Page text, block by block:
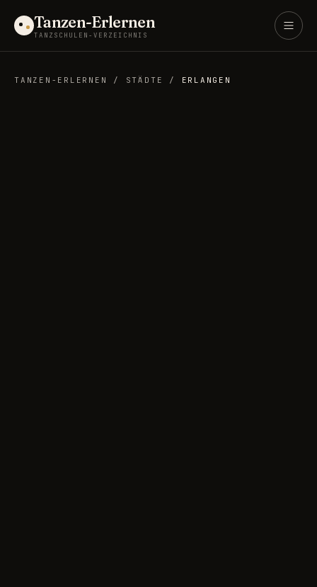
Tanzen-Erlernen
TANZSCHULEN-VERZEICHNIS
TANZEN-ERLERNEN / STÄDTE / ERLANGEN